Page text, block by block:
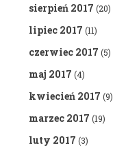
sierpień 2017 (20)
lipiec 2017 (11)
czerwiec 2017 (5)
maj 2017 (4)
kwiecień 2017 (9)
marzec 2017 (19)
luty 2017 (3)